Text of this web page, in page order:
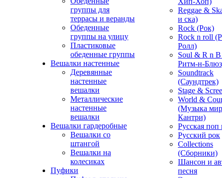
группы для
террасы и веранды
Обеденные
группы на улицу
Пластиковые
обеденные группы
Вешалки настенные
Деревянные
настенные
вешалки
Металлические
настенные
вешалки
Вешалки гардеробные
Вешалки со
штангой
Вешалки на
колесиках
Пуфики
Reggae &
и ска)
Rock (Рок)
Rock n roll
Ролл)
Soul & R n
Ритм-н-
Soundtrack
(Саундтрек)
Stage &
World &
(Музыка
Кантри)
Русская поп
Русский рок
Сollections
(Сборники)
Шансон и
песня